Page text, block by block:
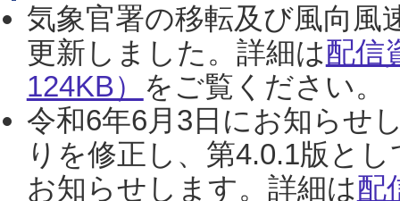
気象官署の移転及び風向風
更新しました。詳細は配信
124KB） をご覧ください。
令和6年6月3日にお知らせ
りを修正し、第4.0.1版と
お知らせします。詳細は配